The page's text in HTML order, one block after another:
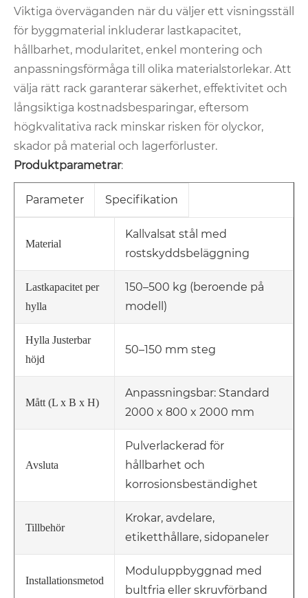
Viktiga överväganden när du väljer ett visningsställ
för byggmaterial inkluderar lastkapacitet,
hållbarhet, modularitet, enkel montering och
anpassningsförmåga till olika materialstorlekar. Att
välja rätt rack garanterar säkerhet, effektivitet och
långsiktiga kostnadsbesparingar, eftersom
högkvalitativa rack minskar risken för olyckor,
skador på material och lagerförluster.
Produktparametrar:
Parameter Specifikation
Material
Kallvalsat stål med
rostskyddsbeläggning
Lastkapacitet per
hylla
150–500 kg (beroende på
modell)
Hylla Justerbar
höjd
50–150 mm steg
Mått (L x B x H)
Anpassningsbar: Standard
2000 x 800 x 2000 mm
Avsluta
Pulverlackerad för
hållbarhet och
korrosionsbeständighet
Tillbehör
Krokar, avdelare,
etiketthållare, sidopaneler
Installationsmetod
Moduluppbyggnad med
bultfria eller skruvförband